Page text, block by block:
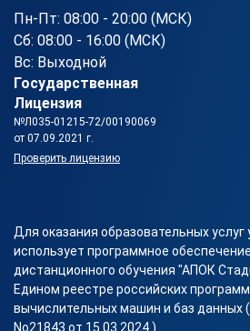
Пн-Пт: 08:00 - 20:00 (МСК)
Сб: 08:00 - 16:00 (МСК)
Вс: Выходной
Государственная
Лицензия
№Л035-01215-72/00190069
от 07.09.2021 г.
Проверить лицензию
Для оказания образовательных
использует программное
дистанционного обучения "АПОК
Едином реестре российских
вычислительных машин и баз данных
No21843 от 15.03.2024 ).